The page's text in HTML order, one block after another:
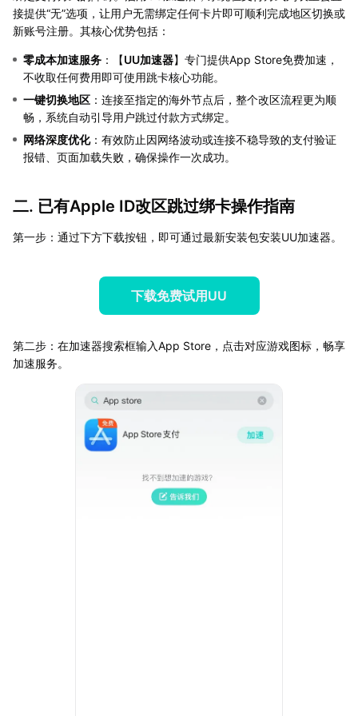
接提供“无”选项，让用户无需绑定任何卡片即可顺利完成地区切换或
新账号注册。其核心优势包括：
零成本加速服务 ：【UU加速器】专门提供App Store免费加速，
不收取任何费用即可使用跳卡核心功能。
一键切换地区 ：连接至指定的海外节点后，整个改区流程更为顺
畅，系统自动引导用户跳过付款方式绑定。
网络深度优化：有效防止因网络波动或连接不稳导致的支付验证
报错、页面加载失败，确保操作一次成功。
二. 已有Apple ID改区跳过绑卡操作指南
第一步：通过下方下载按钮，即可通过最新安装包安装UU加速器。
下载免费试用UU
第二步：在加速器搜索框输入App Store，点击对应游戏图标，畅享
加速服务。